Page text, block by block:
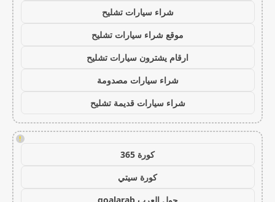
شراء سيارات تشليح
موقع شراء سيارات تشليح
ارقام يشترون سيارات تشليح
شراء سيارات مصدومة
شراء سيارات قديمة تشليح
!
كورة 365
كورة سيتي
جول العرب goalarab